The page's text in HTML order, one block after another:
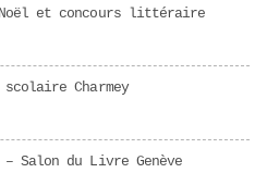
et concours littéraire
Charmey
Salon du Livre Genève